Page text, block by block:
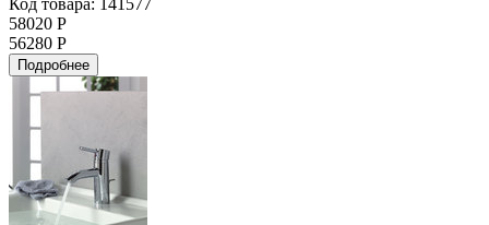
58020 Р
56280 Р
Подробнее